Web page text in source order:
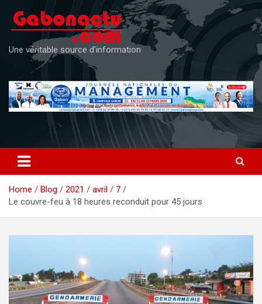
content
Une véritable source d'information
Home Blog 2021 avril
7
Le couvre-feu à 18 heures reconduit pour 45 jours